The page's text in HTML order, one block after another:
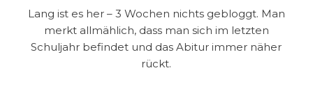
Lang ist es her – 3 Wochen nichts gebloggt. Man
merkt allmählich, dass man sich im letzten
Schuljahr befindet und das Abitur immer näher
rückt.